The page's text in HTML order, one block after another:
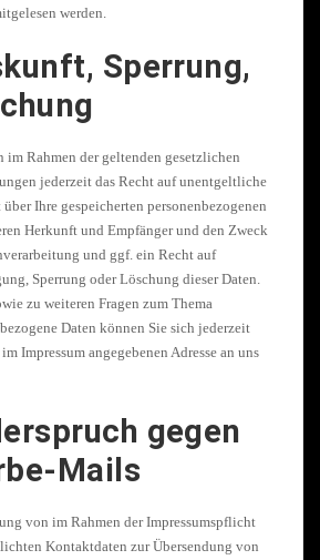
werden.
Sperrung,
im Rahmen der geltenden gesetzlichen
jederzeit das Recht auf unentgeltliche
Ihre gespeicherten personenbezogenen
Herkunft und Empfänger und den Zweck
und ggf. ein Recht auf
Sperrung oder Löschung dieser Daten.
zu weiteren Fragen zum Thema
Daten können Sie sich jederzeit
Impressum angegebenen Adresse an uns
gegen
Mails
von im Rahmen der Impressumspflicht
Kontaktdaten zur Übersendung von